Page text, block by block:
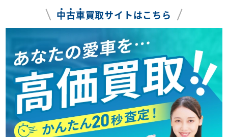
中古車買取サイトはこちら